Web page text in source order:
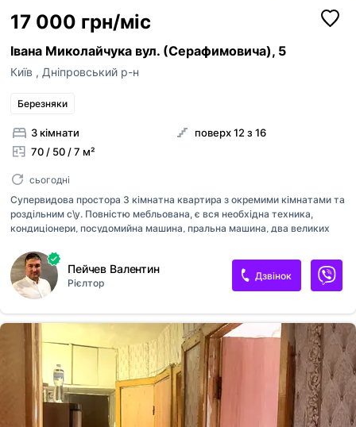
17 000 грн/міс
Івана Миколайчука вул. (Серафимовича), 5
Київ , Дніпровський р-н
Березняки
3 кімнати
70 / 50 / 7 м²
поверх 12 з 16
сьогодні
Супервидова простора 3 кімнатна квартира з окремими кімнатами та
роздільним с\у. Повністю мебльована, є вся необхідна техника,
кондиціонери, посудомийна машина, пральна машина, два великих
Русанівський канал, ринок, школа та садочки. до м. Лівобережна 10
хв. на маршрутці. Поруч торгівельний центр.
Пейчев Валентин
Рієлтор
Дзвінок